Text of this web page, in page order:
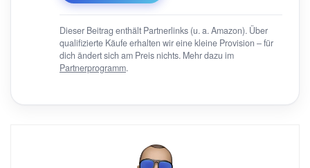
Dieser Beitrag enthält Partnerlinks (u. a. Amazon). Über
qualifizierte Käufe erhalten wir eine kleine Provision – für
dich ändert sich am Preis nichts. Mehr dazu im
Partnerprogramm.